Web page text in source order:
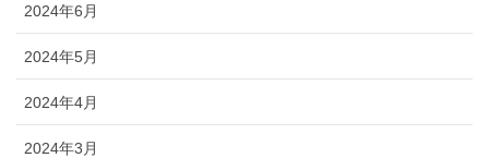
2024年6月
2024年5月
2024年4月
2024年3月